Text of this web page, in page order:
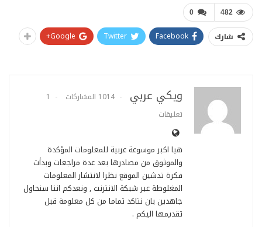
0 482
شارك Facebook
Twitter
Google+
ويكي عربي 1014 المشاركات
1
تعليقات
هيا اكبر موسوعة عربية للمعلومات المؤكدة
والموثوق من مصادرها بعد عدة مراجعات وبدأت
فكرة تدشين الموقع نظرا لانتشار المعلومات
المغلوطة عبر شبكة الانترنت , ونعدكم اننا سنحاول
جاهدين بان نتاكد تماما من كل معلومة قبل
تقديمها اليكم .